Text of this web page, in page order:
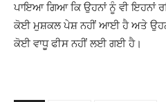
ਪਾਇਆ ਗਿਆ ਕਿ ਉਹਨਾਂ ਨੂੰ ਵੀ ਇਹਨਾਂ
ਕੋਈ ਮੁਸ਼ਕਲ ਪੇਸ਼ ਨਹੀਂ ਆਈ ਹੈ ਅਤੇ
ਕੋਈ ਵਾਧੂ ਫੀਸ ਨਹੀਂ ਲਈ ਗਈ ਹੈ।